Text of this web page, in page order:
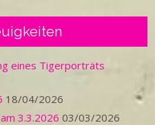
eines Tigerporträts
18/04/2026
3.3.2026 03/03/2026